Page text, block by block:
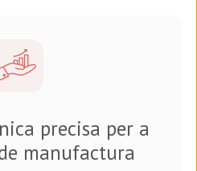
precisa per a
manufactura